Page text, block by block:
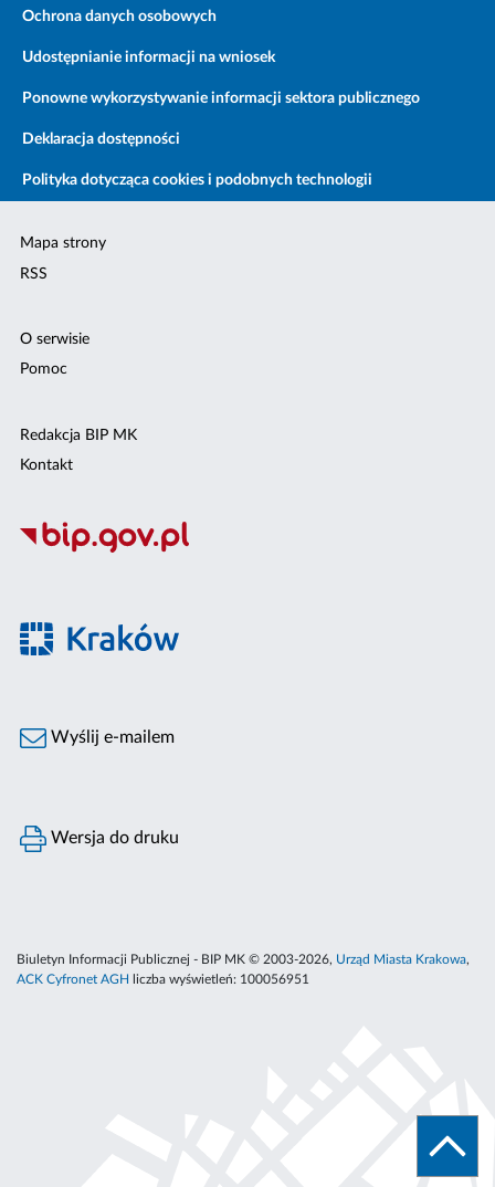
Ochrona danych osobowych
Udostępnianie informacji na wniosek
Ponowne wykorzystywanie informacji sektora publicznego
Deklaracja dostępności
Polityka dotycząca cookies i podobnych technologii
Mapa strony
RSS
O serwisie
Pomoc
Redakcja BIP MK
Kontakt
Wyślij e-mailem
Wersja do druku
Biuletyn Informacji Publicznej - BIP MK © 2003-2026, Urząd Miasta Krakowa,
ACK Cyfronet AGH
liczba wyświetleń: 100056951